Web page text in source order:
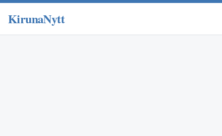
KirunaNytt